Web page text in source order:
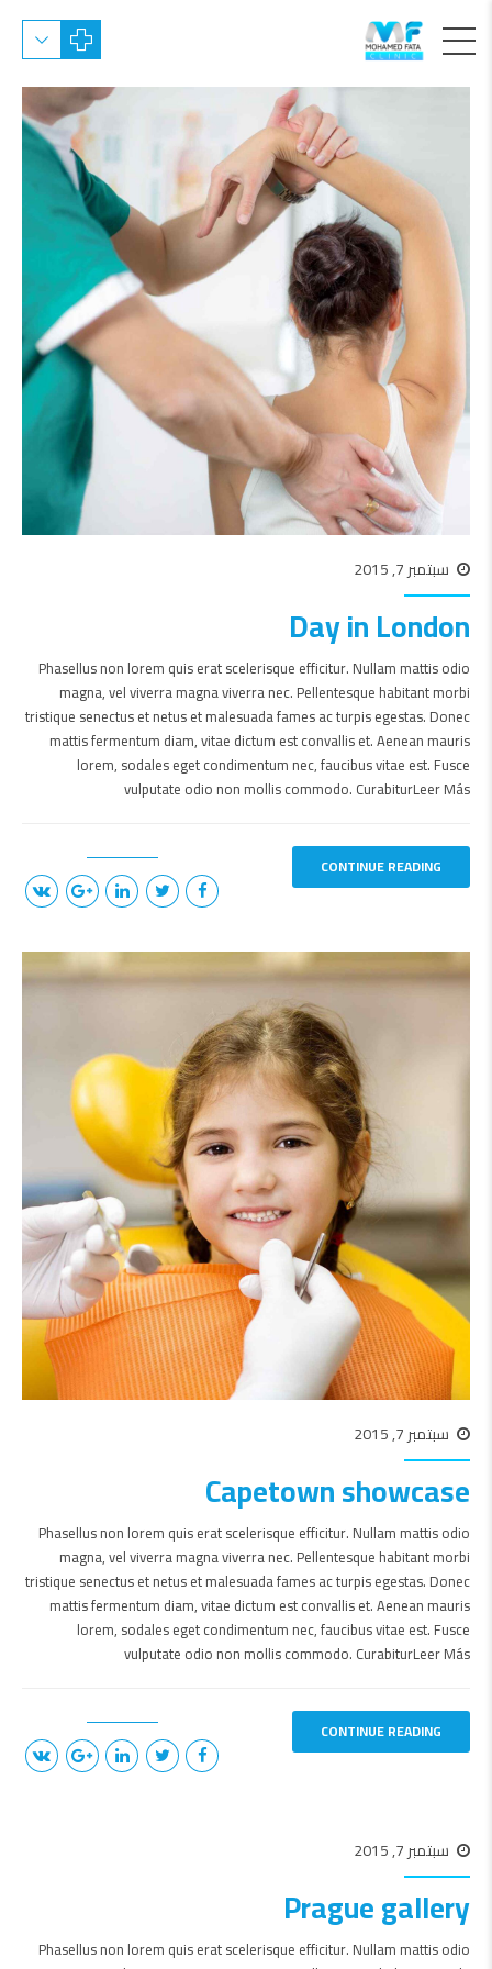
سبتمبر 7, 2015
Day in London
Phasellus non lorem quis erat scelerisque efficitur. Nullam mattis odio
magna, vel viverra magna viverra nec. Pellentesque habitant morbi
tristique senectus et netus et malesuada fames ac turpis egestas. Donec
mattis fermentum diam, vitae dictum est convallis et. Aenean mauris
lorem, sodales eget condimentum nec, faucibus vitae est. Fusce
vulputate odio non mollis commodo. CurabiturLeer Más
CONTINUE READING
سبتمبر 7, 2015
Capetown showcase
Phasellus non lorem quis erat scelerisque efficitur. Nullam mattis odio
magna, vel viverra magna viverra nec. Pellentesque habitant morbi
tristique senectus et netus et malesuada fames ac turpis egestas. Donec
mattis fermentum diam, vitae dictum est convallis et. Aenean mauris
lorem, sodales eget condimentum nec, faucibus vitae est. Fusce
vulputate odio non mollis commodo. CurabiturLeer Más
CONTINUE READING
سبتمبر 7, 2015
Prague gallery
Phasellus non lorem quis erat scelerisque efficitur. Nullam mattis odio